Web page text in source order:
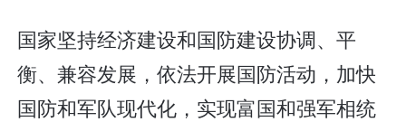
国家坚持经济建设和国防建设协调、平
衡、兼容发展，依法开展国防活动，加快
国防和军队现代化，实现富国和强军相统